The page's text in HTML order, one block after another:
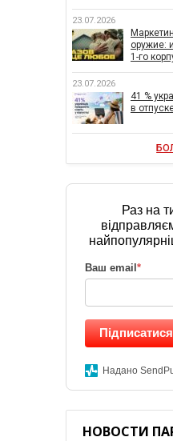
23.07.2026
оружие:
1-го
23.07.2026
41 %
в
Раз на
Ваш email *
Підписатися
Надано
НОВОСТИ